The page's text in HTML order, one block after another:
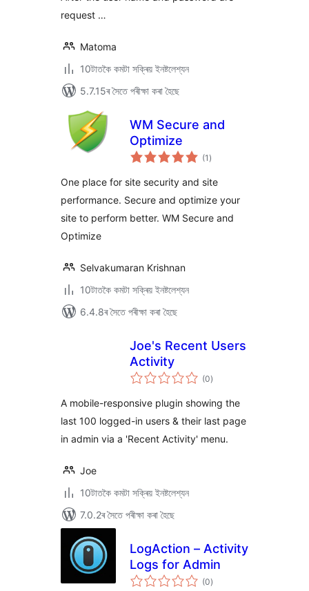
request …
Matoma
10টাতকৈ কমটা সক্ৰিয় ইনষ্টলেশ্যন
5.7.15ৰ সৈতে পৰীক্ষা কৰা হৈছে
WM Secure and
Optimize
(1 টা
মুঠ)
One place for site security and site
performance. Secure and optimize your
site to perform better. WM Secure and
Optimize
Selvakumaran Krishnan
10টাতকৈ কমটা সক্ৰিয় ইনষ্টলেশ্যন
6.4.8ৰ সৈতে পৰীক্ষা কৰা হৈছে
Joe's Recent Users
Activity
(0টা
মুঠ)
A mobile-responsive plugin showing the
last 100 logged-in users & their last page
in admin via a 'Recent Activity' menu.
Joe
10টাতকৈ কমটা সক্ৰিয় ইনষ্টলেশ্যন
7.0.2ৰ সৈতে পৰীক্ষা কৰা হৈছে
LogAction – Activity
Logs for Admin
(0টা
মুঠ)